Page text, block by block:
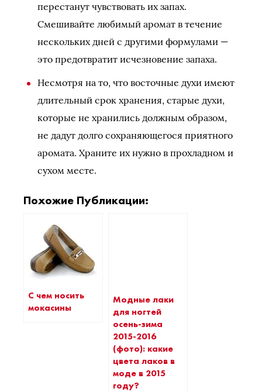
перестанут чувствовать их запах.
Смешивайте любимый аромат в течение
нескольких дней с другими формулами —
это предотвратит исчезновение запаха.
Несмотря на то, что восточные духи имеют
длительный срок хранения, старые духи,
которые не хранились должным образом,
не дадут долго сохраняющегося приятного
аромата. Храните их нужно в прохладном и
сухом месте.
Похожие Публикации:
С чем носить
мокасины
Модные лаки
для ногтей
осень-зима
2015-2016
(фото): какие
цвета лаков в
моде в 2015
году?